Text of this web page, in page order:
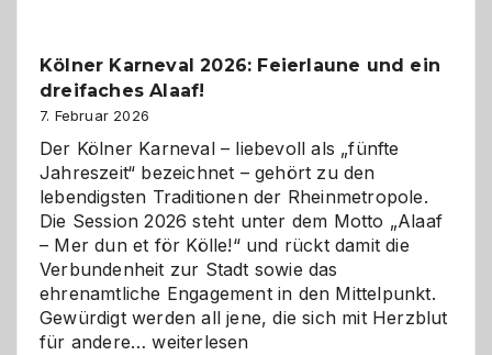
geworden
Kölner Karneval 2026: Feierlaune und ein
dreifaches Alaaf!
7. Februar 2026
Der Kölner Karneval – liebevoll als „fünfte
Jahreszeit“ bezeichnet – gehört zu den
lebendigsten Traditionen der Rheinmetropole.
Die Session 2026 steht unter dem Motto „Alaaf
– Mer dun et för Kölle!“ und rückt damit die
Verbundenheit zur Stadt sowie das
ehrenamtliche Engagement in den Mittelpunkt.
Gewürdigt werden all jene, die sich mit Herzblut
für andere…Kölner
weiterlesen